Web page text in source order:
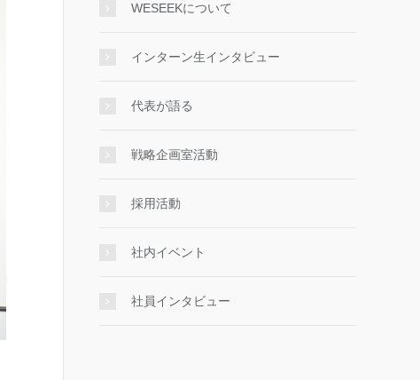
WESEEKについて
インターン生インタビュー
代表が語る
戦略企画室活動
採用活動
社内イベント
社員インタビュー